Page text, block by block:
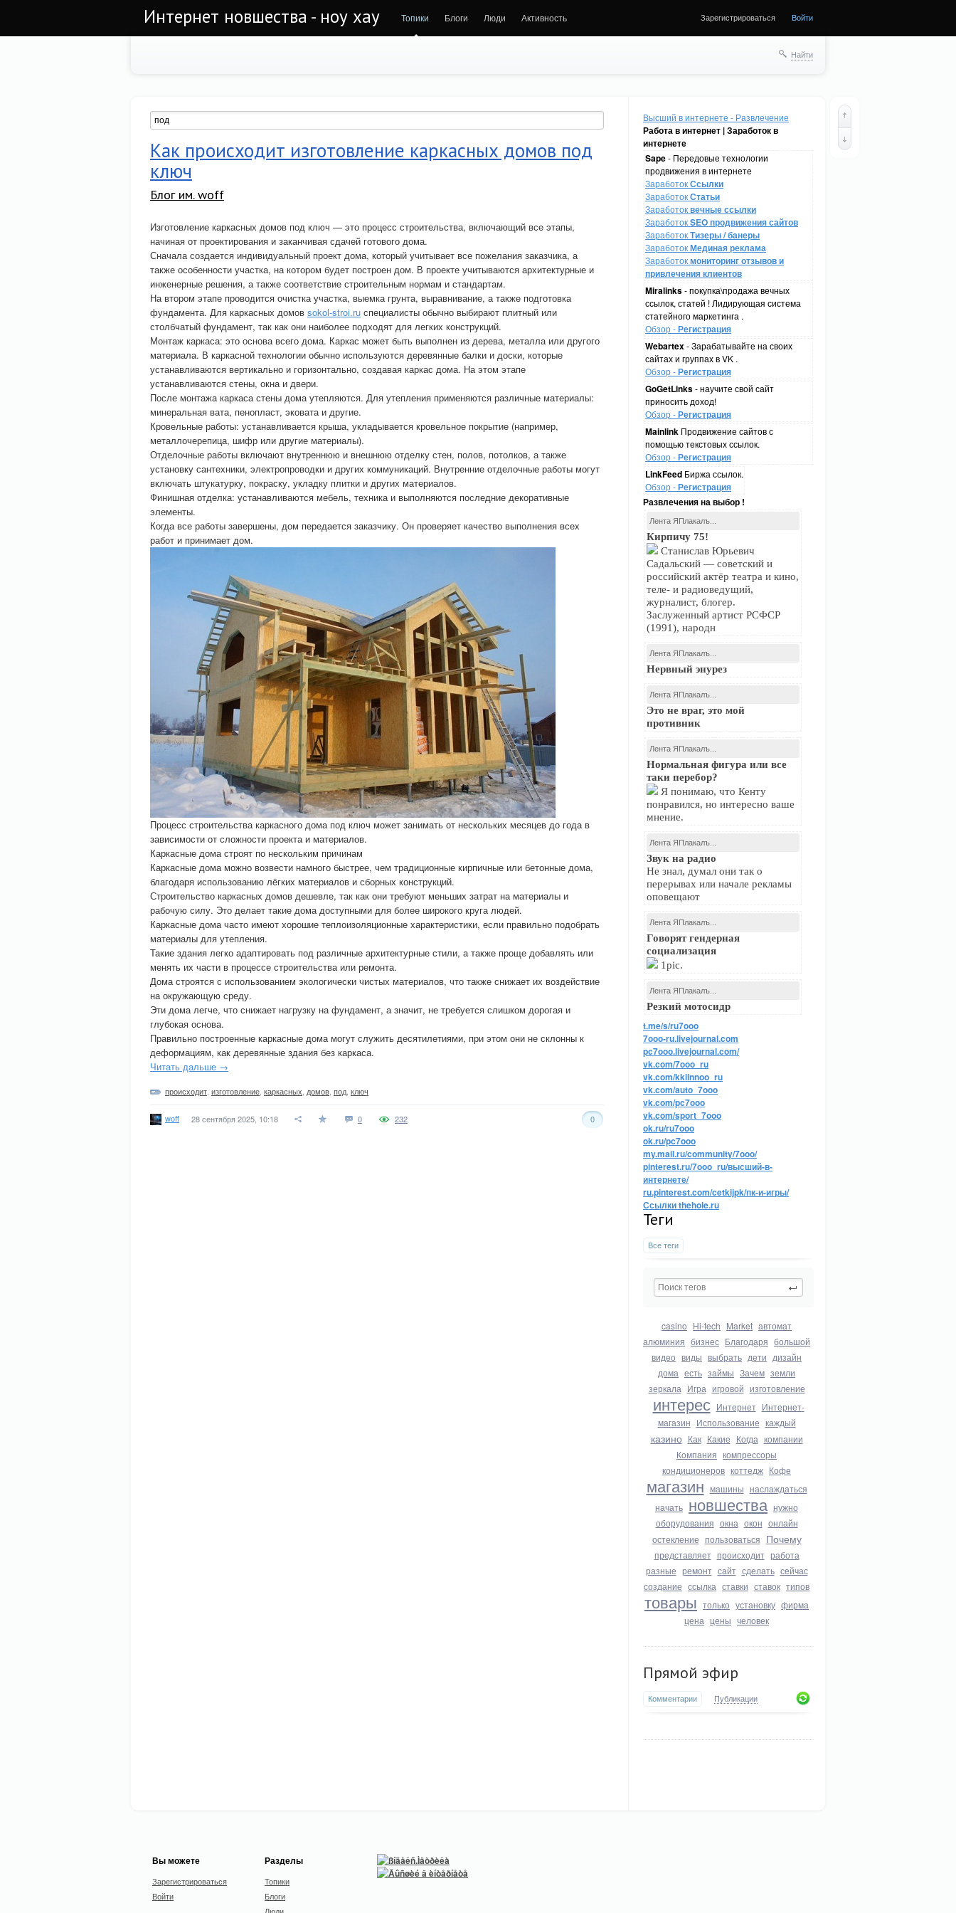
Интернет новшества - ноу хау Топики Блоги Люди Активность Зарегистрироваться Войти
Найти
Высший в интернете - Развлечение
Работа в интернет | Заработок в
интернете
Sape- Передовые технологии
продвижения в интернете
ЗаработокСсылки
ЗаработокСтатьи
Заработоквечные ссылки
ЗаработокSEO продвижения сайтов
ЗаработокТизеры / банеры
ЗаработокМединая реклама
Заработокмониторинг отзывов и
привлечения клиентов
Miralinks- покупка\продажа вечных
ссылок, статей ! Лидирующая система
статейного маркетинга .
Обзор -Регистрация
Webartex- Зарабатывайте на своих
сайтах и группах в VK .
Обзор -Регистрация
GoGetLinks- научите свой сайт
приносить доход!
Обзор -Регистрация
Mainlink Продвижение сайтов с
помощью текстовых ссылок.
Обзор -Регистрация
LinkFeed Биржа ссылок.
Обзор -Регистрация
Развлечения на выбор !
Лента ЯПлакалъ...
Кирпичу 75!
Станислав Юрьевич
Садальский — советский и
российский актёр театра и кино,
теле- и радиоведущий,
журналист, блогер.
Заслуженный артист РСФСР
(1991), народн
Лента ЯПлакалъ...
Нервный энурез
Лента ЯПлакалъ...
Это не враг, это мой
противник
Лента ЯПлакалъ...
Нормальная фигура или все
таки перебор?
Я понимаю, что Кенту
понравился, но интересно ваше
мнение.
Лента ЯПлакалъ...
Звук на радио
Не знал, думал они так о
перерывах или начале рекламы
оповещают
Лента ЯПлакалъ...
Говорят гендерная
социализация
1pic.
Лента ЯПлакалъ...
Резкий мотосидр
t.me/s/ru7ooo
7ooo-ru.livejournal.com
pc7ooo.livejournal.com/
vk.com/7ooo_ru
vk.com/kkiinnoo_ru
vk.com/auto_7ooo
vk.com/pc7ooo
vk.com/sport_7ooo
ok.ru/ru7ooo
ok.ru/pc7ooo
my.mail.ru/community/7ooo/
pinterest.ru/7ooo_ru/высший-в-
интернете/
ru.pinterest.com/cetkijpk/пк-и-игры/
Ссылки thehole.ru
Теги
Все теги
casino Hi-tech Market автомат
алюминия бизнес Благодаря большой
видео виды выбрать дети дизайн
дома есть займы Зачем земли
зеркала Игра игровой изготовление
интерес Интернет Интернет-
магазин Использование каждый
казино Как Какие Когда компании
Компания компрессоры
кондиционеров коттедж Кофе
магазин машины наслаждаться
начать новшества нужно
оборудования окна окон онлайн
остекление пользоваться Почему
представляет происходит работа
разные ремонт сайт сделать сейчас
создание ссылка ставки ставок типов
товары только установку фирма
цена цены человек
Прямой эфир
Комментарии Публикации
Как происходит изготовление каркасных домов под
ключ
Блог им. woff
Изготовление каркасных домов под ключ — это процесс строительства, включающий все этапы,
начиная от проектирования и заканчивая сдачей готового дома.
Сначала создается индивидуальный проект дома, который учитывает все пожелания заказчика, а
также особенности участка, на котором будет построен дом. В проекте учитываются архитектурные и
инженерные решения, а также соответствие строительным нормам и стандартам.
На втором этапе проводится очистка участка, выемка грунта, выравнивание, а также подготовка
фундамента. Для каркасных домов sokol-stroi.ru специалисты обычно выбирают плитный или
столбчатый фундамент, так как они наиболее подходят для легких конструкций.
Монтаж каркаса: это основа всего дома. Каркас может быть выполнен из дерева, металла или другого
материала. В каркасной технологии обычно используются деревянные балки и доски, которые
устанавливаются вертикально и горизонтально, создавая каркас дома. На этом этапе
устанавливаются стены, окна и двери.
После монтажа каркаса стены дома утепляются. Для утепления применяются различные материалы:
минеральная вата, пенопласт, эковата и другие.
Кровельные работы: устанавливается крыша, укладывается кровельное покрытие (например,
металлочерепица, шифр или другие материалы).
Отделочные работы включают внутреннюю и внешнюю отделку стен, полов, потолков, а также
установку сантехники, электропроводки и других коммуникаций. Внутренние отделочные работы могут
включать штукатурку, покраску, укладку плитки и других материалов.
Финишная отделка: устанавливаются мебель, техника и выполняются последние декоративные
элементы.
Когда все работы завершены, дом передается заказчику. Он проверяет качество выполнения всех
работ и принимает дом.
Процесс строительства каркасного дома под ключ может занимать от нескольких месяцев до года в
зависимости от сложности проекта и материалов.
Каркасные дома строят по нескольким причинам
Каркасные дома можно возвести намного быстрее, чем традиционные кирпичные или бетонные дома,
благодаря использованию лёгких материалов и сборных конструкций.
Строительство каркасных домов дешевле, так как они требуют меньших затрат на материалы и
рабочую силу. Это делает такие дома доступными для более широкого круга людей.
Каркасные дома часто имеют хорошие теплоизоляционные характеристики, если правильно подобрать
материалы для утепления.
Такие здания легко адаптировать под различные архитектурные стили, а также проще добавлять или
менять их части в процессе строительства или ремонта.
Дома строятся с использованием экологически чистых материалов, что также снижает их воздействие
на окружающую среду.
Эти дома легче, что снижает нагрузку на фундамент, а значит, не требуется слишком дорогая и
глубокая основа.
Правильно построенные каркасные дома могут служить десятилетиями, при этом они не склонны к
деформациям, как деревянные здания без каркаса.
Читать дальше →
происходит изготовление каркасных домов под ключ
woff 28 сентября 2025, 10:18 0 0
232
Вы можете
Зарегистрироваться
Войти
Разделы
Топики
Блоги